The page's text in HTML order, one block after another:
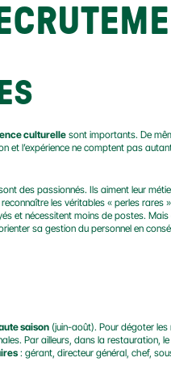
culturelle sont importants. De
l’expérience ne comptent pas
des passionnés. Ils aiment leur
les véritables « perles
et nécessitent moins de postes.
sa gestion du personnel en
saison (juin-août). Pour dégoter
Par ailleurs, dans la restauration,
: gérant, directeur général, chef,